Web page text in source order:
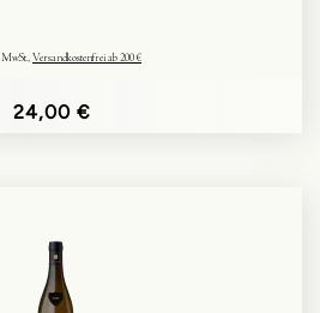
24,00 €
MwSt., Versandkostenfrei ab 200 €